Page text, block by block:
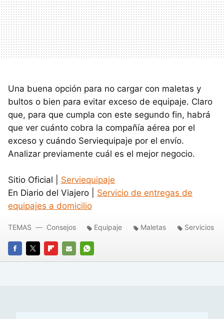
Una buena opción para no cargar con maletas y
bultos o bien para evitar exceso de equipaje. Claro
que, para que cumpla con este segundo fin, habrá
que ver cuánto cobra la compañía aérea por el
exceso y cuándo Serviequipaje por el envío.
Analizar previamente cuál es el mejor negocio.
Sitio Oficial | Serviequipaje
En Diario del Viajero | Servicio de entregas de
equipajes a domicilio
FACEBOOK
TWITTERFLIPBOARD
E-
WHATSAPP
TEMAS Consejos Equipaje Maletas Servicios